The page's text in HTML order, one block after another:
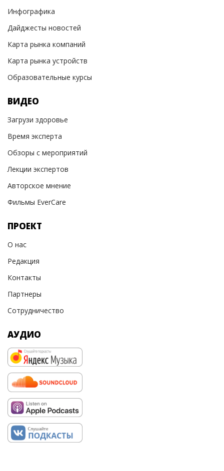
Инфографика
Дайджесты новостей
Карта рынка компаний
Карта рынка устройств
Образовательные курсы
ВИДЕО
Загрузи здоровье
Время эксперта
Обзоры с мероприятий
Лекции экспертов
Авторское мнение
Фильмы EverCare
ПРОЕКТ
О нас
Редакция
Контакты
Партнеры
Сотрудничество
АУДИО